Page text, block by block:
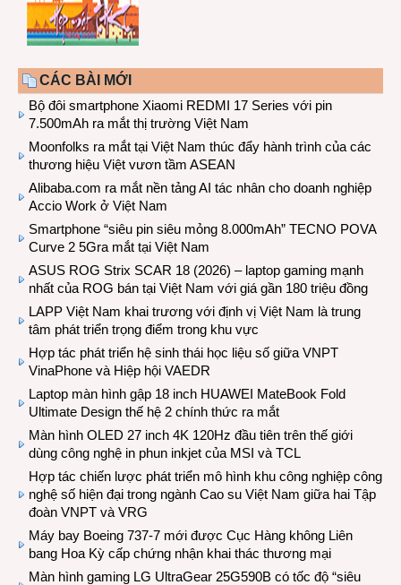
CÁC BÀI MỚI
Bộ đôi smartphone Xiaomi REDMI 17 Series với pin
7.500mAh ra mắt thị trường Việt Nam
Moonfolks ra mắt tại Việt Nam thúc đẩy hành trình của các
thương hiệu Việt vươn tầm ASEAN
Alibaba.com ra mắt nền tảng AI tác nhân cho doanh nghiệp
Accio Work ở Việt Nam
Smartphone “siêu pin siêu mỏng 8.000mAh” TECNO POVA
Curve 2 5Gra mắt tại Việt Nam
ASUS ROG Strix SCAR 18 (2026) – laptop gaming mạnh
nhất của ROG bán tại Việt Nam với giá gần 180 triệu đồng
LAPP Việt Nam khai trương với định vị Việt Nam là trung
tâm phát triển trọng điểm trong khu vực
Hợp tác phát triển hệ sinh thái học liệu số giữa VNPT
VinaPhone và Hiệp hội VAEDR
Laptop màn hình gập 18 inch HUAWEI MateBook Fold
Ultimate Design thế hệ 2 chính thức ra mắt
Màn hình OLED 27 inch 4K 120Hz đầu tiên trên thế giới
dùng công nghệ in phun inkjet của MSI và TCL
Hợp tác chiến lược phát triển mô hình khu công nghiệp công
nghệ số hiện đại trong ngành Cao su Việt Nam giữa hai Tập
đoàn VNPT và VRG
Máy bay Boeing 737-7 mới được Cục Hàng không Liên
bang Hoa Kỳ cấp chứng nhận khai thác thương mại
Màn hình gaming LG UltraGear 25G590B có tốc độ “siêu